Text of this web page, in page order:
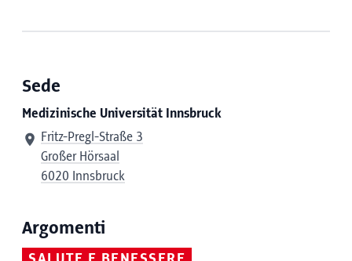
Sede
Medizinische Universität Innsbruck
Fritz-Pregl-Straße 3
Großer Hörsaal
6020 Innsbruck
Argomenti